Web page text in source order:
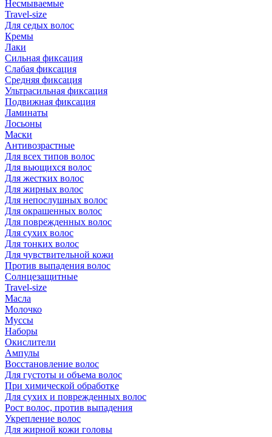
Несмываемые
Travel-size
Для седых волос
Кремы
Лаки
Сильная фиксация
Слабая фиксация
Средняя фиксация
Ультрасильная фиксация
Подвижная фиксация
Ламинаты
Лосьоны
Маски
Антивозрастные
Для всех типов волос
Для вьющихся волос
Для жестких волос
Для жирных волос
Для непослушных волос
Для окрашенных волос
Для поврежденных волос
Для сухих волос
Для тонких волос
Для чувствительной кожи
Против выпадения волос
Солнцезащитные
Travel-size
Масла
Молочко
Муссы
Наборы
Окислители
Ампулы
Восстановление волос
Для густоты и объема волос
При химической обработке
Для сухих и поврежденных волос
Рост волос, против выпадения
Укрепление волос
Для жирной кожи головы